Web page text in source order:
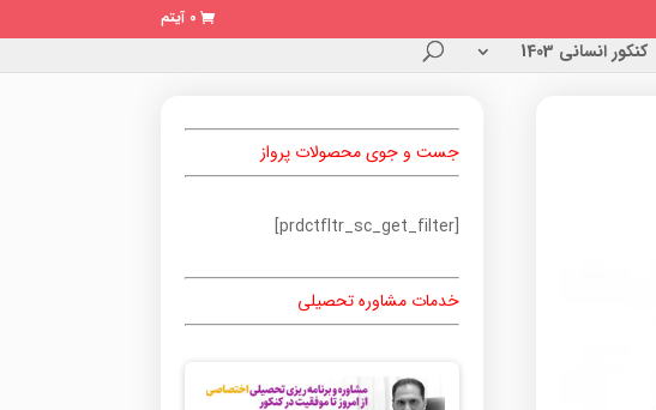
0 آیتم
کنکور انسانی 1403
جست و جوی محصولات پرواز
[prdctfltr_sc_get_filter]
خدمات مشاوره تحصیلی